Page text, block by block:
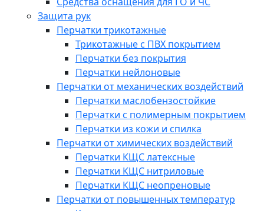
Защита рук
Перчатки трикотажные
Трикотажные с ПВХ покрытием
Перчатки без покрытия
Перчатки нейлоновые
Перчатки от механических воздействий
Перчатки маслобензостойкие
Перчатки с полимерным покрытием
Перчатки из кожи и спилка
Перчатки от химических воздействий
Перчатки КЩС латексные
Перчатки КЩС нитриловые
Перчатки КЩС неопреновые
Перчатки от повышенных температур